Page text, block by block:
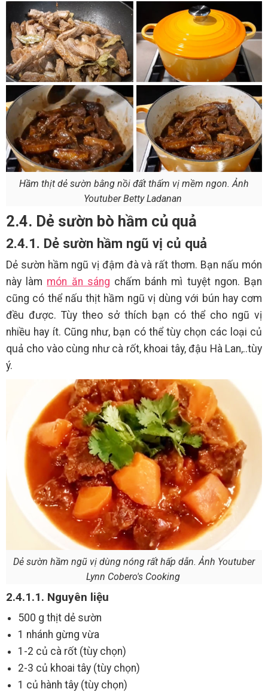
Hầm thịt dẻ sườn bằng nồi đất thấm vị mềm ngon. Ảnh
Youtuber Betty Ladanan
2.4. Dẻ sườn bò hầm củ quả
2.4.1. Dẻ sườn hầm ngũ vị củ quả
Dẻ sườn hầm ngũ vị đậm đà và rất thơm. Bạn nấu món
này làm món ăn sáng chấm bánh mì tuyệt ngon. Bạn
cũng có thể nấu thịt hầm ngũ vị dùng với bún hay cơm
đều được. Tùy theo sở thích bạn có thể cho ngũ vị
nhiều hay ít. Cũng như, bạn có thể tùy chọn các loại củ
quả cho vào cùng như cà rốt, khoai tây, đậu Hà Lan,..tùy
ý.
Dẻ sườn hầm ngũ vị dùng nóng rất hấp dẫn. Ảnh Youtuber
Lynn Cobero's Cooking
2.4.1.1. Nguyên liệu
500 g thịt dẻ sườn
1 nhánh gừng vừa
1-2 củ cà rốt (tùy chọn)
2-3 củ khoai tây (tùy chọn)
1 củ hành tây (tùy chọn)